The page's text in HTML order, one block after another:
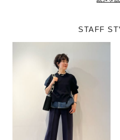
STAFF